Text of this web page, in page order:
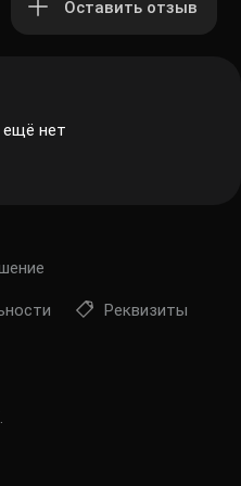
Оставить отзыв
нет
Реквизиты